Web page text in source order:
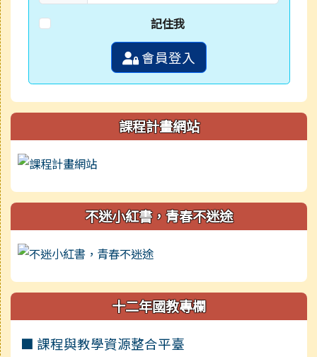
記住我
會員登入
課程計畫網站
不迷小紅書，青春不迷途
十二年國教專欄
■ 課程與教學資源整合平臺